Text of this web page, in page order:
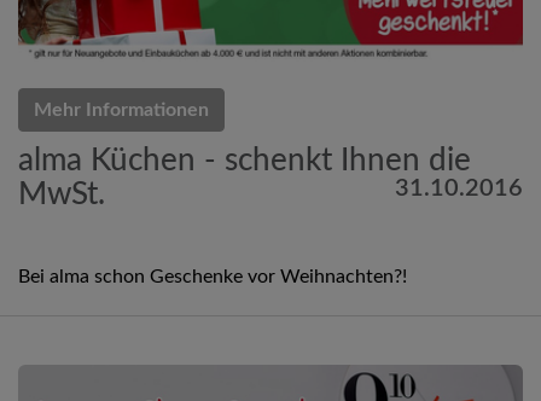
Mehr Informationen
alma Küchen - schenkt Ihnen die
MwSt.
31.10.2016
Bei alma schon Geschenke vor Weihnachten?!